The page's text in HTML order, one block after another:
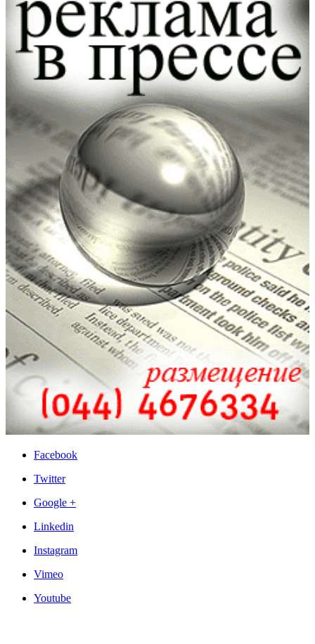
Facebook
Twitter
Google +
Linkedin
Instagram
Vimeo
Youtube